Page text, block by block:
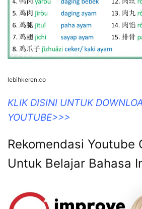
lebihkeren.co
KLIK DISINI UNTUK
YOUTUBE>>>
Rekomendasi Youtube
Untuk Belajar Bahasa